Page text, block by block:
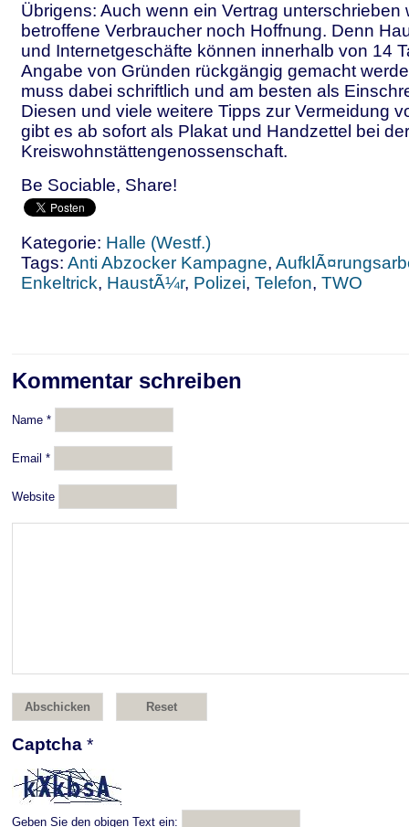
Übrigens: Auch wenn ein Vertrag unterschrieben
betroffene Verbraucher noch Hoffnung. Denn
und Internetgeschäfte können innerhalb von 14
Angabe von Gründen rückgängig gemacht
muss dabei schriftlich und am besten als
Diesen und viele weitere Tipps zur Vermeidung
gibt es ab sofort als Plakat und Handzettel bei
Kreiswohnstättengenossenschaft.
Be Sociable, Share!
Kategorie: Halle (Westf.)
Tags: Anti Abzocker Kampagne,
Enkeltrick, HaustÃ¼r, Polizei, Telefon, TWO
Kommentar schreiben
Name *
Email *
Website
Captcha *
Geben Sie den obigen Text ein: